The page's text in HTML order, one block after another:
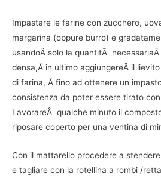
Impastare le farine con zucchero,
margarina (oppure burro) e
usandoÂ solo la quantitÃ
densa,Â in ultimo aggiungereÂ il
di farina, Â fino ad ottenere un
consistenza da poter essere tirato
LavorareÂ qualche minuto il
riposare coperto per una ventina di
Con il mattarello procedere a
e tagliare con la rotellina a rombi /